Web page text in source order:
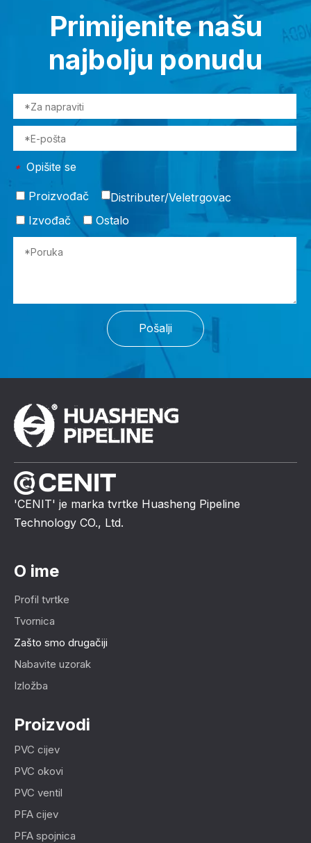
Primijenite našu
najbolju ponudu
* Opišite se
Proizvođač
Distributer/Veletrgovac
Izvođač
Ostalo
Pošalji
'CENIT' je marka tvrtke Huasheng Pipeline
Technology CO., Ltd.
O ime
Profil tvrtke
Tvornica
Zašto smo drugačiji
Nabavite uzorak
Izložba
Proizvodi
PVC cijev
PVC okovi
PVC ventil
PFA cijev
PFA spojnica